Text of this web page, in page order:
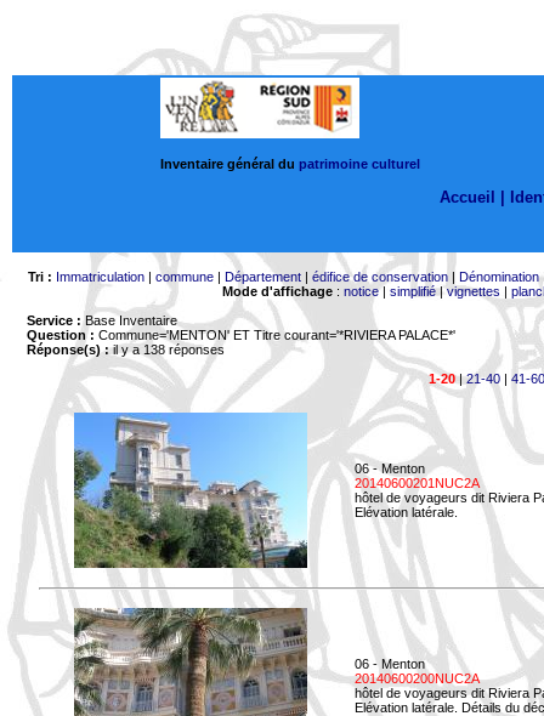
Inventaire général du patrimoine culturel
Accueil |
Tri : Immatriculation| commune| Département| édifice de conservation| Dénomination
Mode d'affichage: notice| simplifié|vignettes |
Service : Base Inventaire
Question : Commune='MENTON' ET Titre courant='*RIVIERA PALACE*'
Réponse(s) :il y a 138 réponses
1-20|21-40 | 41-60
06 - Menton
20140600201NUC2A
hôtel de voyageurs dit Riviera
Elévation latérale.
06 - Menton
20140600200NUC2A
hôtel de voyageurs dit Riviera
Elévation latérale. Détails du